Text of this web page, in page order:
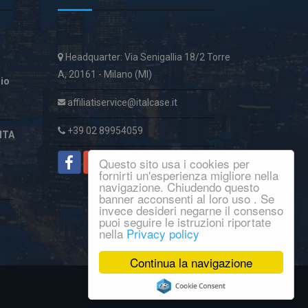
Continua la navigazione
Questo sito usa i cookies per
fornirti un'esperienza migliore nella
navigazione. Chiudendo questo
banner acconsenti al loro uso . Se
invece desideri negarne il consenso
puoi seguire le istruzioni riportate
nella Privacy policy
Headquarter: Via Senigallia 18/2 Torre
A, 20161 - Milano (MI)
affiliatiservice@italcase.it
+39 02 89954059
© Copyright 2016Macroware